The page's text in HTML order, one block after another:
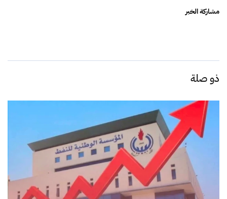
مشاركة الخبر
ذو صلة